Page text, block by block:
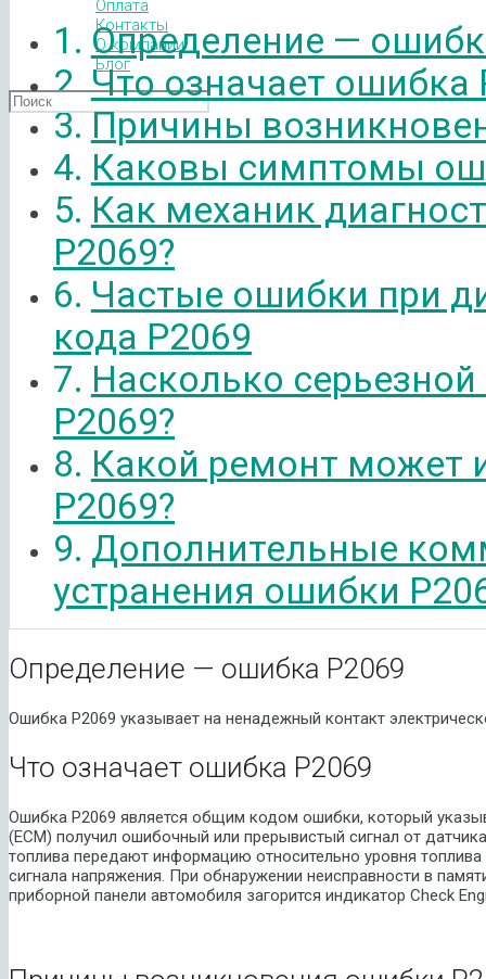
Оплата
Контакты
О компании
Блог
Определение —
Что означает ошибка
Причины
Каковы симптомы
Как механик
P2069?
Частые ошибки при
кода P2069
Насколько
P2069?
Какой ремонт может
P2069?
Дополнительные
устранения ошибки
Определение — ошибка P2069
Ошибка P2069 указывает на ненадежный контакт
Что означает ошибка P2069
Ошибка P2069 является общим кодом ошибки, который
(ECM) получил ошибочный или прерывистый сигнал от датчика
топлива передают информацию относительно уровня
сигнала напряжения. При обнаружении неисправности в
приборной панели автомобиля загорится индикатор Check